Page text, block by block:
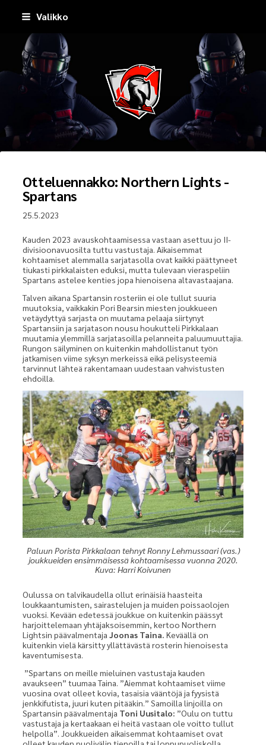
Siirry
sivun
sisältöön
Valikko
Pirkkala Spartans
Otteluennakko: Northern Lights -
Spartans
25.5.2023
Kauden 2023 avauskohtaamisessa vastaan asettuu jo II-
divisioonavuosilta tuttu vastustaja. Aikaisemmat
kohtaamiset alemmalla sarjatasolla ovat kaikki päättyneet
tiukasti pirkkalaisten eduksi, mutta tulevaan vieraspeliin
Spartans astelee kenties jopa hienoisena altavastaajana.
Talven aikana Spartansin rosteriin ei ole tullut suuria
muutoksia, vaikkakin Pori Bearsin miesten joukkueen
vetäydyttyä sarjasta on muutama pelaaja siirtynyt
Spartansiin ja sarjatason nousu houkutteli Pirkkalaan
muutamia ylemmillä sarjatasoilla pelanneita paluumuuttajia.
Rungon säilyminen on kuitenkin mahdollistanut työn
jatkamisen viime syksyn merkeissä eikä pelisysteemiä
tarvinnut lähteä rakentamaan uudestaan vahvistusten
ehdoilla.
Paluun Porista Pirkkalaan tehnyt Ronny Lehmussaari (vas.)
joukkueiden ensimmäisessä kohtaamisessa vuonna 2020.
Kuva: Harri Koivunen
Oulussa on talvikaudella ollut erinäisiä haasteita
loukkaantumisten, sairastelujen ja muiden poissaolojen
vuoksi. Kevään edetessä joukkue on kuitenkin päässyt
harjoittelemaan yhtäjaksoisemmin, kertoo Northern
Lightsin päävalmentaja Joonas Taina. Keväällä on
kuitenkin vielä kärsitty yllättävästä rosterin hienoisesta
kaventumisesta.
”Spartans on meille mieluinen vastustaja kauden
avaukseen” tuumaa Taina. ”Aiemmat kohtaamiset viime
vuosina ovat olleet kovia, tasaisia vääntöjä ja fyysistä
jenkkifutista, juuri kuten pitääkin.” Samoilla linjoilla on
Spartansin päävalmentaja Toni Uusitalo: ”Oulu on tuttu
vastustaja ja kertaakaan ei heitä vastaan ole voitto tullut
helpolla”. Joukkueiden aikaisemmat kohtaamiset ovat